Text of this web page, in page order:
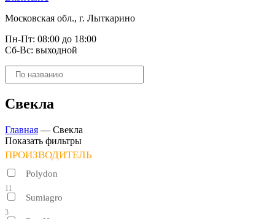
Московская обл., г. Лыткарино
Пн-Пт: 08:00 до 18:00
Сб-Вс: выходной
Поиск
товаров
Свекла
Главная — Свекла
Показать фильтры
ПРОИЗВОДИТЕЛЬ
Polydon
11
Sumiagro
3